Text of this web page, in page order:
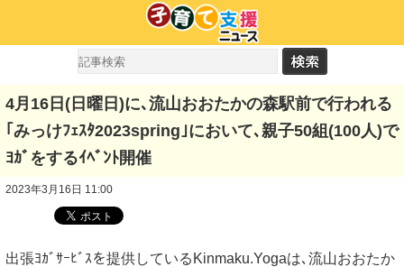
4月16日(日曜日)に､流山おおたかの森駅前で行われる
｢みっけﾌｪｽﾀ2023spring｣において､親子50組(100人)で
ﾖｶﾞをするｲﾍﾞﾝﾄ開催
2023年3月16日 11:00
出張ﾖｶﾞｻｰﾋﾞｽを提供しているKinmaku.Yogaは､流山おおたか